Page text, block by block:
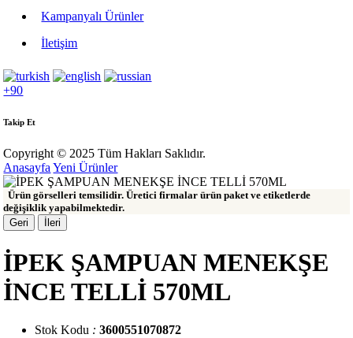
Kampanyalı Ürünler
İletişim
+90
Takip Et
Copyright © 2025 Tüm Hakları Saklıdır.
Anasayfa Yeni Ürünler
Ürün görselleri temsilidir. Üretici firmalar ürün paket ve etiketlerde
değişiklik yapabilmektedir.
Geri
İleri
İPEK ŞAMPUAN MENEKŞE
İNCE TELLİ 570ML
Stok Kodu : 3600551070872